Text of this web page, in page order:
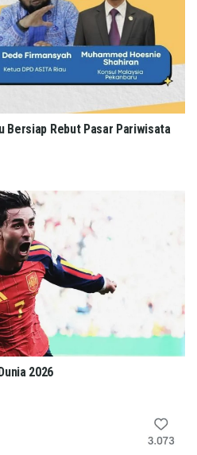
Bersiap Rebut Pasar Pariwisata
2026